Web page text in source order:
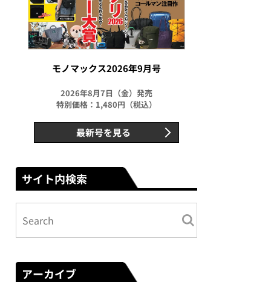
モノマックス2026年9月号
2026年8月7日（金）発売
特別価格：1,480円（税込）
最新号を見る
サイト内検索
アーカイブ